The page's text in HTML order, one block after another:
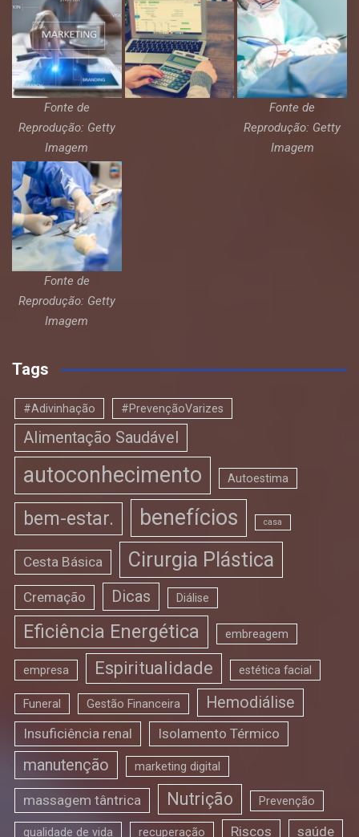
Fonte de
Reprodução: Getty
Imagem
Fonte de
Reprodução: Getty
Imagem
Fonte de
Reprodução: Getty
Imagem
Tags
#Adivinhação #PrevençãoVarizes
Alimentação Saudável
autoconhecimento Autoestima
bem-estar. benefícios casa
Cesta Básica Cirurgia Plástica
Cremação Dicas Diálise
Eficiência Energética embreagem
empresa Espiritualidade estética facial
Funeral Gestão Financeira Hemodiálise
Insuficiência renal Isolamento Térmico
manutenção marketing digital
massagem tântrica Nutrição Prevenção
qualidade de vida recuperação Riscos saúde